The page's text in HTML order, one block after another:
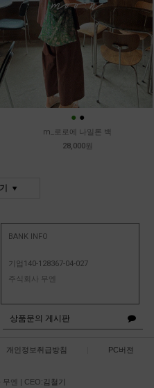
● ●
m_로로에 나일론 백
28,000원
BANK INFO
기업140-128367-04-027
주식회사 무엔
상품문의 게시판
개인정보취급방침 PC버젼
엔 | CEO:김철기